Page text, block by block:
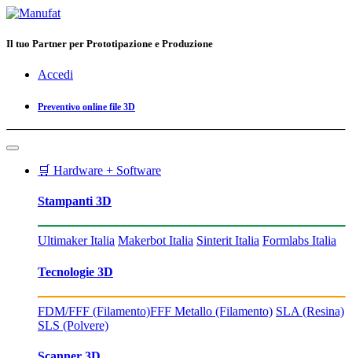
Il tuo Partner per Prototipazione e Produzione
Accedi
Preventivo online file 3D
🛒 Hardware + Software
Stampanti 3D
Ultimaker Italia Makerbot Italia Sinterit Italia Formlabs Italia
Tecnologie 3D
FDM/FFF (Filamento)FFF Metallo (Filamento) SLA (Resina)
SLS (Polvere)